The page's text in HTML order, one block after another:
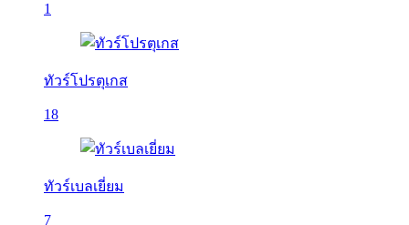
1
ทัวร์โปรตุเกส
18
ทัวร์เบลเยี่ยม
7